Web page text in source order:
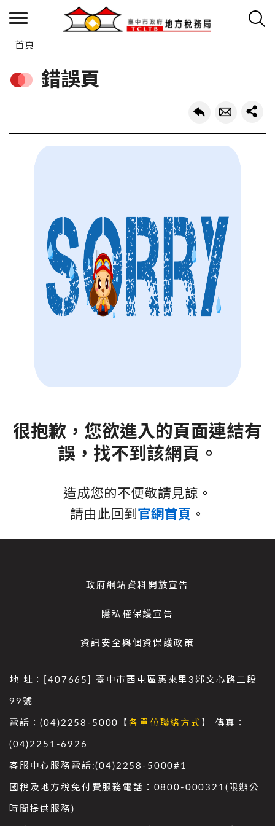
首頁
錯誤頁
很抱歉，您欲進入的頁面連結有
誤，找不到該網頁。
造成您的不便敬請見諒。
請由此回到官網首頁 。
政府網站資料開放宣告
隱私權保護宣告
資訊安全與個資保護政策
地 址：[407665] 臺中市西屯區惠來里3鄰文心路二段
99號
電話：(04)2258-5000【各單位聯絡方式 】 傳真：
(04)2251-6926
客服中心服務電話:(04)2258-5000#1
國稅及地方稅免付費服務電話：0800-000321(限辦公
時間提供服務)